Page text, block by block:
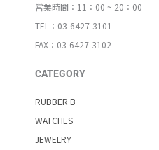
営業時間：11：00 ~ 20：00
TEL：03-6427-3101
FAX：03-6427-3102
CATEGORY
RUBBER B
WATCHES
JEWELRY